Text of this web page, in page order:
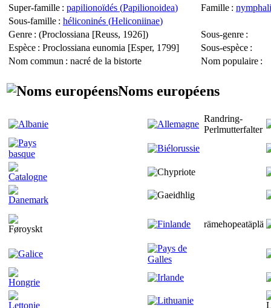
Super-famille : papilionoïdés (Papilionoidea) Famille :
Sous-famille : héliconinés (Heliconiinae)
Genre : (Proclossiana [Reuss, 1926]) Sous-genre :
Espèce : Proclossiana eunomia [Esper, 1799] Sous-espèce :
Nom commun : nacré de la bistorte Nom populaire :
Noms européens
Randring-
Perlmutterfalter
rämehopeatäplä